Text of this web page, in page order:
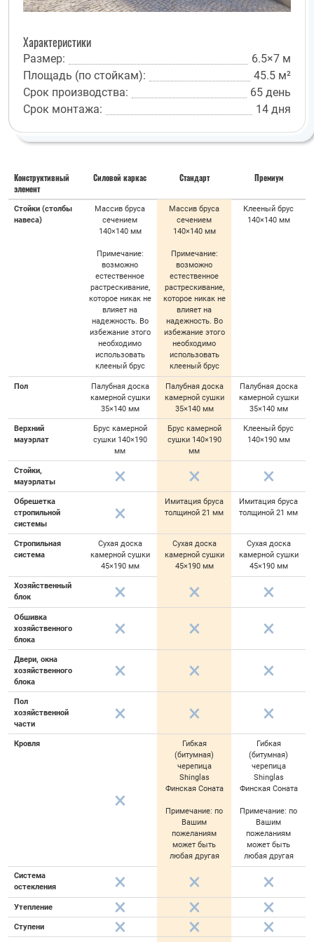
Характеристики
Размер:
6.5×7 м
Площадь (по стойкам):
45.5 м²
Срок производства:
65 день
Срок монтажа:
14 дня
Конструктивный
элемент
Силовой каркас Стандарт Премиум
Стойки (столбы
навеса)
Массив бруса
сечением
140×140 мм
Примечание:
возможно
естественное
растрескивание,
которое никак не
влияет на
надежность. Во
избежание этого
необходимо
использовать
клееный брус
Массив бруса
сечением
140×140 мм
Примечание:
возможно
естественное
растрескивание,
которое никак не
влияет на
надежность. Во
избежание этого
необходимо
использовать
клееный брус
Клееный брус
140×140 мм
Пол
Палубная доска
камерной сушки
35×140 мм
Палубная доска
камерной сушки
35×140 мм
Палубная доска
камерной сушки
35×140 мм
Верхний
мауэрлат
Брус камерной
сушки 140×190
мм
Брус камерной
сушки 140×190
мм
Клееный брус
140×190 мм
Стойки,
мауэрлаты
Обрешетка
стропильной
системы
Имитация бруса
толщиной 21 мм
Имитация бруса
толщиной 21 мм
Стропильная
система
Сухая доска
камерной сушки
45×190 мм
Сухая доска
камерной сушки
45×190 мм
Сухая доска
камерной сушки
45×190 мм
Хозяйственный
блок
Обшивка
хозяйственного
блока
Двери, окна
хозяйственного
блока
Пол
хозяйственной
части
Кровля
Гибкая
(битумная)
черепица
Shinglas
Финская Соната
Примечание: по
Вашим
пожеланиям
может быть
любая другая
Гибкая
(битумная)
черепица
Shinglas
Финская Соната
Примечание: по
Вашим
пожеланиям
может быть
любая другая
Система
остекления
Утепление
Ступени